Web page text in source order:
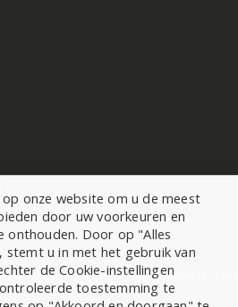
|Cookiebeleid|Privacy Statement
onze website om u de meest
door uw voorkeuren en
onthouden. Door op "Alles
stemt u in met het gebruik van
de Cookie-instellingen
toestemming te